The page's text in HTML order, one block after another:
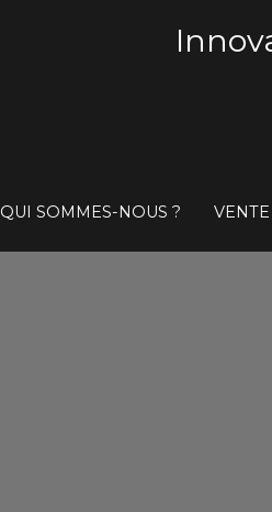
QUI SOMMES-NOUS ? VENTE